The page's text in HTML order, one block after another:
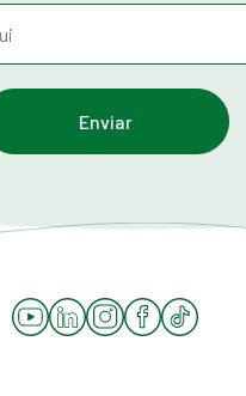
YouTube
LinkedInInstagramFacebook
Tiktok